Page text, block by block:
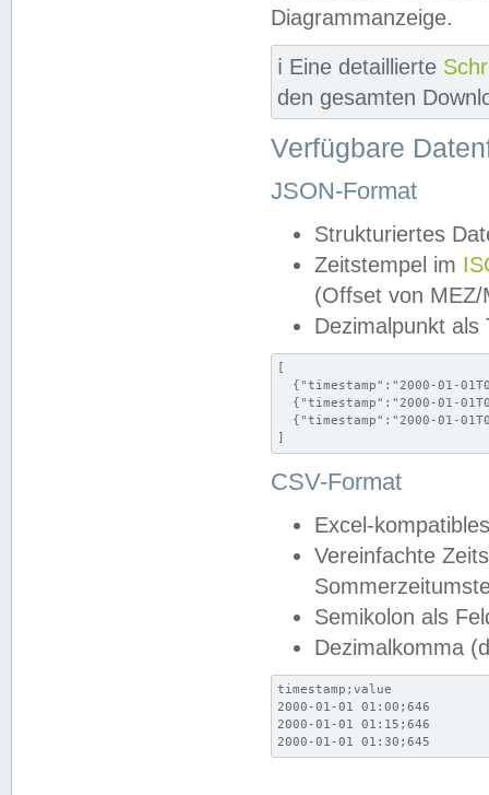
Diagrammanzeige.
ℹ️ Eine detaillierte
den gesamten
Verfügbare
JSON-Format
Strukturiertes
Zeitstempel im
(Offset von MEZ/
Dezimalpunkt als
[
{"timestamp":"2000-01-
{"timestamp":"2000-01-
{"timestamp":"2000-01-
]
CSV-Format
Excel-
Vereinfachte
Semikolon als
Dezimalkomma
timestamp;value
2000-01-01 01:00;646
2000-01-01 01:15;646
2000-01-01 01:30;645